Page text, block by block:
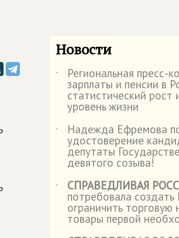
Новости
˙ Региональная пресс-
зарплаты и пенсии в
статистический рост
уровень жизни
˙
Надежда Ефремова
удостоверение
депутаты
девятого созыва!
˙
СПРАВЕДЛИВАЯ
потребовала создать
ограничить торговую
товары первой